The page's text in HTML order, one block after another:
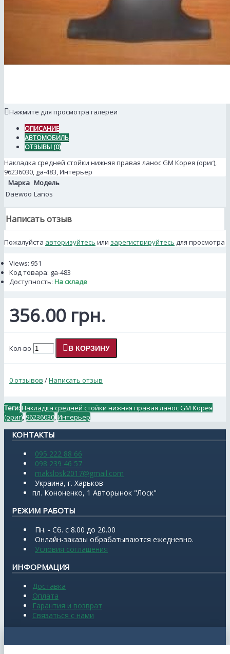
Нажмите для просмотра галереи
ОПИСАНИЕ
АВТОМОБИЛЬ
ОТЗЫВЫ (0)
Накладка средней стойки нижняя правая ланос GM Корея (ориг),
96236030, ga-483, Интерьер
Марка Модель
Daewoo Lanos
Написать отзыв
Пожалуйста авторизуйтесь или зарегистрируйтесь для просмотра
Views: 951
Код товара: ga-483
Доступность: На складе
356.00 грн.
Кол-во В КОРЗИНУ
0 отзывов /Написать отзыв
Теги:Накладка средней стойки нижняя правая ланос GM Корея
(ориг) 96236030 Интерьер
КОНТАКТЫ
095 222 88 66
098 239 46 57
makslosk2017@gmail.com
Украина, г. Харьков
пл. Кононенко, 1 Авторынок "Лоск"
РЕЖИМ РАБОТЫ
Пн. - Сб. с 8.00 до 20.00
Онлайн-заказы обрабатываются ежедневно.
Условия соглашения
ИНФОРМАЦИЯ
Доставка
Оплата
Гарантия и возврат
Связаться с нами